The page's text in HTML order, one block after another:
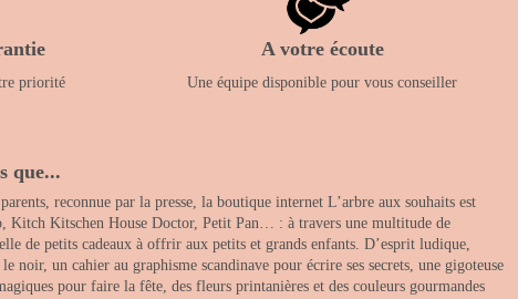
priorité
A votre écoute
Une équipe disponible pour vous conseiller
que...
reconnue par la presse, la boutique internet L’arbre aux souhaits est
Kitch Kitschen House Doctor, Petit Pan… : à travers une multitude de
de petits cadeaux à offrir aux petits et grands enfants. D’esprit ludique,
un cahier au graphisme scandinave pour écrire ses secrets, une gigoteuse
pour faire la fête, des fleurs printanières et des couleurs gourmandes